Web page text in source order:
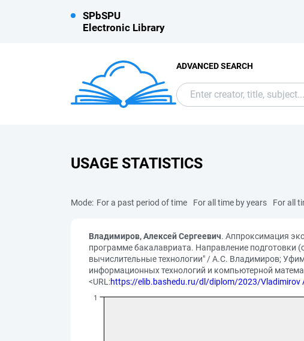
SPbSPU
Electronic Library
ADVANCED SEARCH
USAGE STATISTICS
Mode: For a past period of time For all time by years For all
Владимиров, Алексей Сергеевич. Аппроксимация
программе бакалавриата. Направление
вычислительные технологии" / А.С. Владимиров;
информационных технологий и компьютерной
<URL:https://elib.bashedu.ru/dl/diplom/2023/Vladimirov